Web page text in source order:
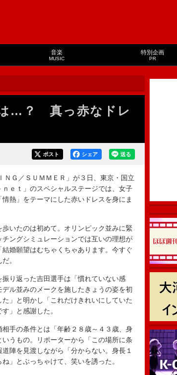
音楽
MUSIC
特別企画
PR
は…？ 真っ赤なドレ
送る
シェア
ポスト
Ｇ／ＳＵＭＭＥＲ」が３日、東京・国立
ｅｔ」のスペシャルステージでは、女子
熱」をテーマにした赤いドレスを身にま
いたのは初めて。オリンピック並みに緊
ングシミュレーションでは互いの理想が
婚願望はむちゃくちゃあります。今すぐ
。
り返った吉田選手は「慣れていない感
ル並みのメークを施したきょうの姿を初
」と明かし「これだけきれいにしていた
」と感謝した。
手の条件とは「年齢２８歳～４３歳、身
うもの。リポーターから「この場所に条
陣を見渡しながら「分からない。身長１
」とぶっちゃけて、笑いを誘った。